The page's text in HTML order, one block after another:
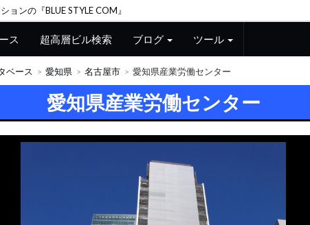
ョンの『BLUE STYLE COM』
ス 超高層ビル検索 ブログ ツール
ベース 愛知県 名古屋市 愛知県産業労働センター
愛知県産業労働センター